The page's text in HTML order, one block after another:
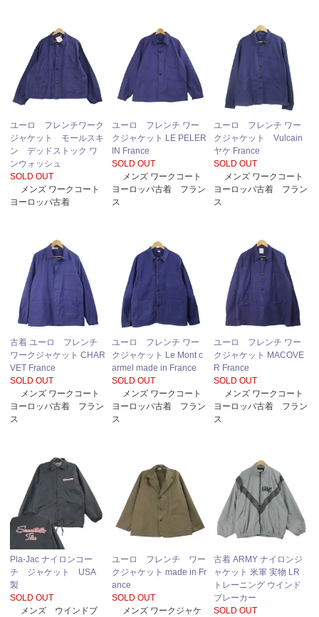
ユーロ フレンチワーク
ジャケット モールスキ
ン デッドストック ワ
ンウォッシュ
SOLD OUT
メンズ ワークコート
ヨーロッパ古着
ユーロ フレンチ ワー
クジャケット LE PELER
IN France
SOLD OUT
メンズ ワークコート
ヨーロッパ古着 フラン
ス
ユーロ フレンチ ワー
クジャケット Vulcain
ヤケ France
SOLD OUT
メンズ ワークコート
ヨーロッパ古着 フラン
ス
古着 ユーロ フレンチ
ワークジャケット CHAR
VET France
SOLD OUT
メンズ ワークコート
ヨーロッパ古着 フラン
ス
ユーロ フレンチ ワー
クジャケット Le Mont c
armel made in France
SOLD OUT
メンズ ワークコート
ヨーロッパ古着 フラン
ス
ユーロ フレンチ ワー
クジャケット MACOVE
R France
SOLD OUT
メンズ ワークコート
ヨーロッパ古着 フラン
ス
Pla-Jac ナイロンコー
チ ジャケット USA
製
SOLD OUT
メンズ ウインドブ
ユーロ フレンチ ワー
クジャケット made in Fr
ance
SOLD OUT
メンズ ワークジャケ
古着 ARMY ナイロンジ
ャケット 米軍 実物 LR
トレーニング ウインド
ブレーカー
SOLD OUT